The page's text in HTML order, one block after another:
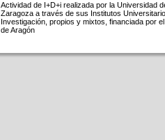
Actividad de I+D+i realizada por la Universidad
Zaragoza a través de sus Institutos
Investigación, propios y mixtos, financiada por
de Aragón